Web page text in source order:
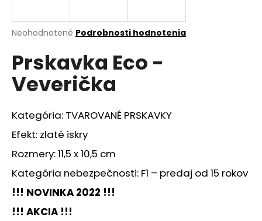
Priemerné
produktu
je
0,0
z
hviezdičiek.
Neohodnotené Podrobnosti hodnotenia
Prskavka Eco -
Veverička
Kategória: TVAROVANÉ PRSKAVKY
Efekt: zlaté iskry
Rozmery: 11,5 x 10,5 cm
Kategória nebezpečnosti: F1 – predaj od 15 rokov
!!! NOVINKA 2022 !!!
!!! AKCIA !!!
j
ť
?
O
d
p